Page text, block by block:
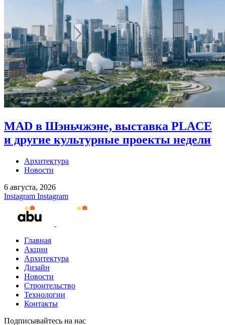
MAD в Шэньчжэне, выставка PLACE
и другие культурные проекты недели
Архитектура
Новости
6 августа, 2026
Instagram Instagram
Главная
Акции
Архитектура
Дизайн
Новости
Строительство
Технологии
Контакты
Подписывайтесь на нас